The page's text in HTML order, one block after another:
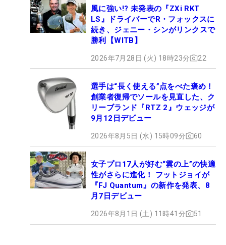
風に強い!? 未発表の『ZXi RKT
LS』ドライバーでR・フォックスに
続き、ジェニー・シンがリンクスで
勝利【WITB】
2026年7月28日 (火) 18時23分 22
選手は“長く使える”点をべた褒め！
創業者復帰でソールを見直した、ク
リーブランド『RTZ 2』ウェッジが
9月12日デビュー
2026年8月5日 (水) 15時09分 60
女子プロ17人が好む“雲の上”の快適
性がさらに進化！ フットジョイが
『FJ Quantum』の新作を発表、8
月7日デビュー
2026年8月1日 (土) 11時41分 51